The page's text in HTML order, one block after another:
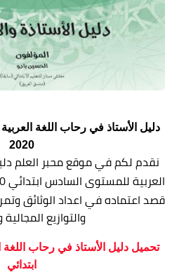
دليل الأستاذ في رحاب اللغة
2020
نقدم لكم في موقع محبر العلم
العربية للمستوى السادس ابتدائي 2020
قصد اعتماده في اعداد الوثائق
والتوازيع
تحميل دليل الأستاذ في رحاب
ابتدائي